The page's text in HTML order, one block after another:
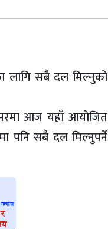
लागि सबै दल मिल्नुको
आज यहाँ आयोजित
पनि सबै दल मिल्नुपर्ने